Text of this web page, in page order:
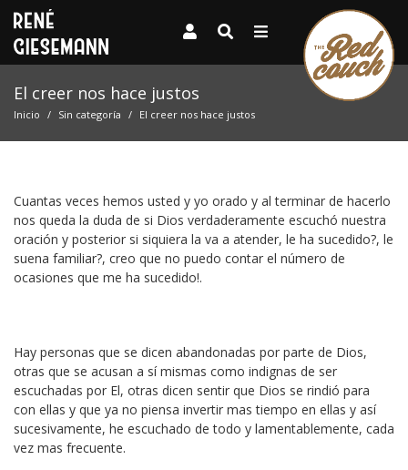
El creer nos hace justos
Inicio Sin categoría El creer nos hace justos
Cuantas veces hemos usted y yo orado y al terminar de hacerlo
nos queda la duda de si Dios verdaderamente escuchó nuestra
oración y posterior si siquiera la va a atender, le ha sucedido?, le
suena familiar?, creo que no puedo contar el número de
ocasiones que me ha sucedido!.
Hay personas que se dicen abandonadas por parte de Dios,
otras que se acusan a sí mismas como indignas de ser
escuchadas por El, otras dicen sentir que Dios se rindió para
con ellas y que ya no piensa invertir mas tiempo en ellas y así
sucesivamente, he escuchado de todo y lamentablemente, cada
vez mas frecuente.